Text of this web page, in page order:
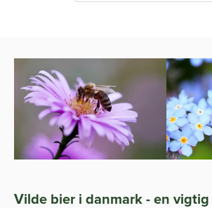
Vilde bier i danmark - en vigtig